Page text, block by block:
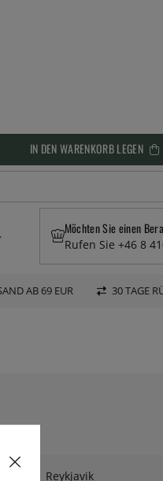
IN DEN WARENKORB LEGEN
Möchten Sie einen
Rufen Sie +46 8
AB 69 EUR 30 TAGE
Reykjavik